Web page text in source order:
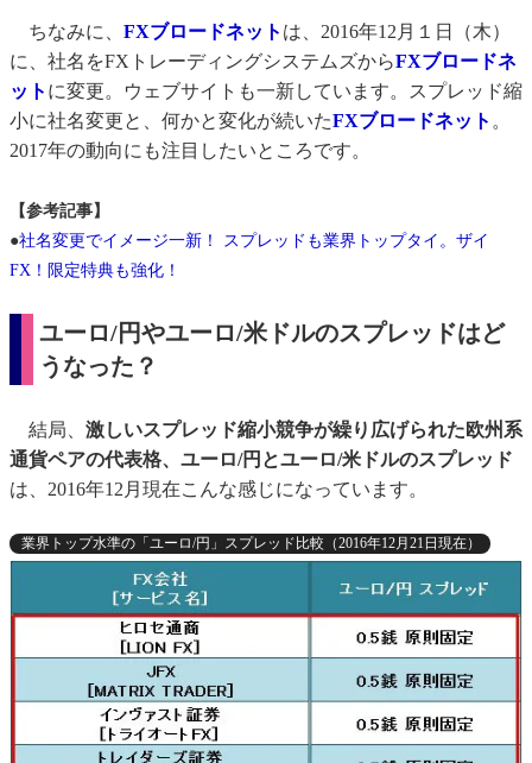
ちなみに、 FXブロードネット は、2016年12月１日（木）
に、社名をFXトレーディングシステムズからFXブロードネ
ット に変更。ウェブサイトも一新しています。スプレッド縮
小に社名変更と、何かと変化が続いたFXブロードネット 。
2017年の動向にも注目したいところです。
【参考記事】
●社名変更でイメージ一新！ スプレッドも業界トップタイ。ザイ
FX！限定特典も強化！
ユーロ/円やユーロ/米ドルのスプレッドはど
うなった？
結局、 激しいスプレッド縮小競争が繰り広げられた欧州系
通貨ペアの代表格、ユーロ/円とユーロ/米ドルのスプレッド
は、2016年12月現在こんな感じになっています。
業界トップ水準の「ユーロ/円」スプレッド比較（2016年12月21日現在）